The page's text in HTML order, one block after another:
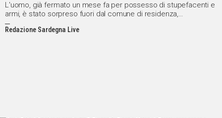
L'uomo, già fermato un mese fa per possesso di stupefacenti e
armi, è stato sorpreso fuori dal comune di residenza,
aggravando la sua posizione giudiziaria
Redazione Sardegna Live